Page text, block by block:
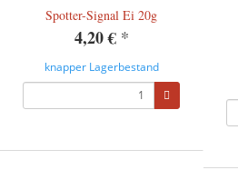
Spotter-Signal Ei 20g
4,20 € *
knapper Lagerbestand